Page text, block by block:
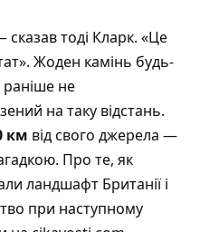
тоді Кларк. «Це
Жоден камінь будь-
раніше не
на таку відстань.
км від свого джерела —
Про те, як
ландшафт Британії і
при наступному